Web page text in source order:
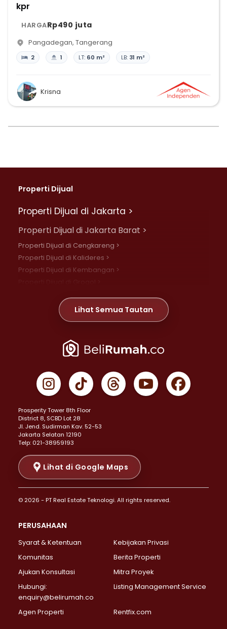
kpr
HARGARp490 juta
Pangadegan, Tangerang
2 1 LT: 60 m² LB: 31 m²
Krisna
Properti Dijual
Properti Dijual di Jakarta >
Properti Dijual di Jakarta Barat >
Properti Dijual di Cengkareng >
Properti Dijual di Kalideres >
Properti Dijual di Kembangan >
Properti Dijual di Meruya >
Properti Dijual di Jelambar >
Properti Dijual di Jakarta Pusat >
Properti Dijual di Gambir >
Properti Dijual di Johar Baru >
Properti Dijual di Menteng >
Properti Dijual di Senen >
Properti Dijual di Tanah Abang >
Properti Dijual di Cikini >
Properti Dijual di Kramat >
Properti Dijual di Pasar Baru >
Properti Dijual di Bendungan Hilir >
Properti Dijual di Jakarta Selatan >
Properti Dijual di Lebak Bulus >
Properti Dijual di Gandaria Selatan >
Properti Dijual di Pondok Labu >
Properti Dijual di Lenteng Agung >
Properti Dijual di Senayan >
Properti Dijual di Pondok Pinang >
Lihat Semua Tautan
Prosperity Tower 8th Floor
District 8, SCBD Lot 28
JI. Jend. Sudirman Kav. 52-53
Jakarta Selatan 12190
Telp: 021-38959193
Lihat di Google Maps
© 2026 - PT Real Estate Teknologi. All rights reserved.
PERUSAHAAN
Syarat & Ketentuan
Kebijakan Privasi
Komunitas
Berita Properti
Ajukan Konsultasi
Mitra Proyek
Hubungi:
enquiry@belirumah.co
Listing Management Service
Agen Properti Rentfix.com